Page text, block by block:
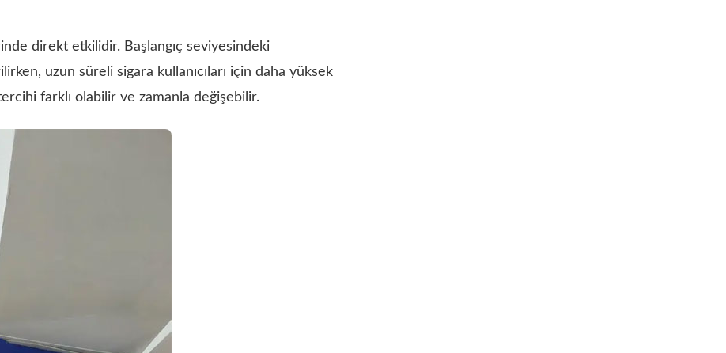
direkt etkilidir. Başlangıç seviyesindeki
uzun süreli sigara kullanıcıları için daha yüksek
farklı olabilir ve zamanla değişebilir.